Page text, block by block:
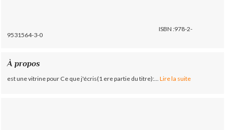
ISBN :978-2-
9531564-3-0
À propos
est une vitrine pour Ce que j'écris(1 ere partie du titre):... Lire la suite